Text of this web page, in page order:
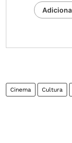
Cinema Cultura